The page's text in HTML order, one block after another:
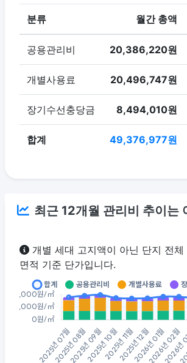
분류 월간 총액
공용관리비 20,386,220원
개별사용료 20,496,747원
장기수선충당금 8,494,010원
합계 49,376,977원
최근 12개월 관리비 추이는
개별 세대 고지액이 아닌 단지 전
면적 기준 단가입니다.